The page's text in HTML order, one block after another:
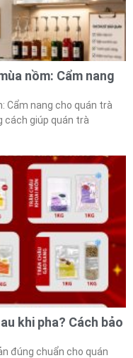
nồm: Cẩm nang
Cẩm nang cho quán trà
cách giúp quán trà
khi pha? Cách bảo
đúng chuẩn cho quán